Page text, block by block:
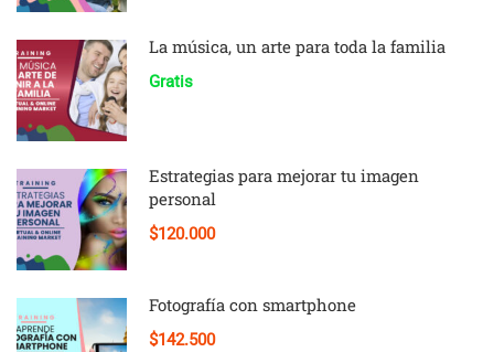
La música, un arte para toda la familia
Gratis
Estrategias para mejorar tu imagen
personal
$120.000
Fotografía con smartphone
$142.500